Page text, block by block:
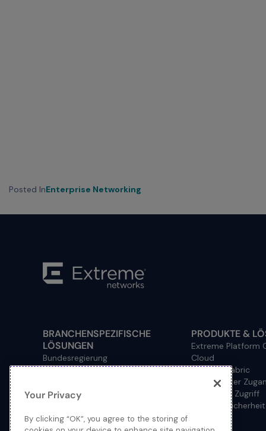
Posted InEnterprise Networking
BRANCHENSPEZIFISCHE
LÖSUNGEN
Bundesregierung
Finanzdienstleistungen
Hochschule
Fertigung
PRODUKTE &
Extreme Platform
Cloud
Netzwerkfabric
Verdrahteter
Drahtloser Zugriff
Netzwerksicherheit
Your Privacy
By clicking “OK”, you agree to the storing of